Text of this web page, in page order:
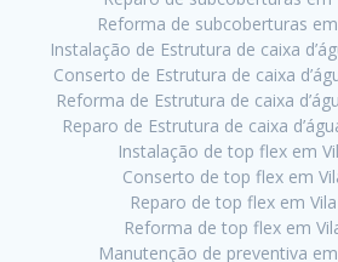
Reforma de subcoberturas
Instalação de Estrutura de caixa
Conserto de Estrutura de caixa
Reforma de Estrutura de caixa
Reparo de Estrutura de caixa
Instalação de top flex em
Conserto de top flex em
Reparo de top flex em
Reforma de top flex em
Manutenção de preventiva